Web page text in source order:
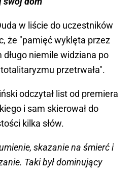
w liście do uczestników
że "pamięć wyklęta przez
niemile widziana po
przetrwała".
odczytał list od premiera
i sam skierował do
kilka słów.
skazanie na śmierć i
Taki był dominujący